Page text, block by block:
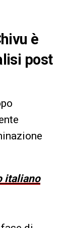
è
post
italiano